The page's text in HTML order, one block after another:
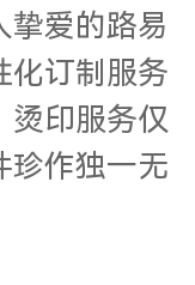
挚爱的路易
化订制服务
烫印服务仅
珍作独一无